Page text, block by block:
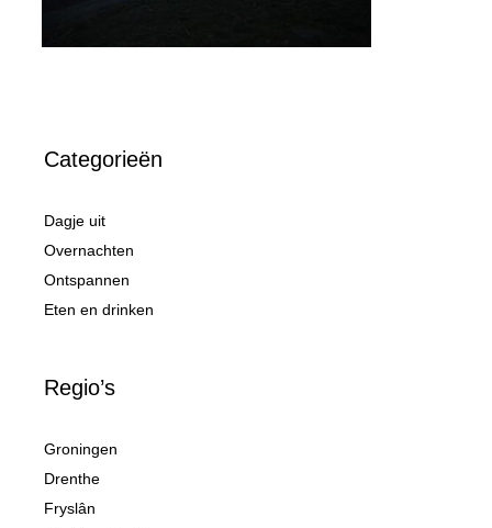
Categorieën
Dagje uit
Overnachten
Ontspannen
Eten en drinken
Regio’s
Groningen
Drenthe
Fryslân